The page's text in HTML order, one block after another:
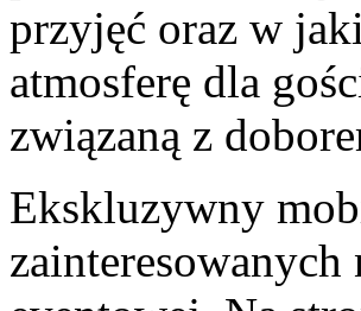
przyjęć oraz w
atmosferę dla
związaną z
Ekskluzywny